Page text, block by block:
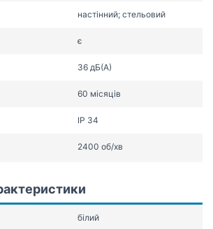
настінний; стельовий
є
36 дБ(А)
60 місяців
IP 34
2400 об/хв
білий